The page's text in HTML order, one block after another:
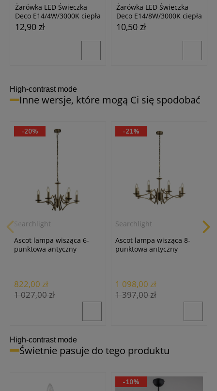
Żarówka LED Świeczka
Deco E14/4W/3000K ciepła
biała
12,90 zł
Żarówka LED Świeczka
Deco E14/8W/3000K ciepła
biała
10,50 zł
Żarówka LED Świeczka
E14/4W/3000K ciepła biała
Żarówka LED Świeczka
E14/6W/3000K ciepła biała
Żarówka LED Świeczka
E14/8W/3000K ciepła biała
24h
High-contrast mode
Inne wersje, które mogą Ci się spodobać
Searchlight
Ascot lampa wisząca 6-
punktowa antyczny
822,00 zł
1 027,00 zł
-20%
Searchlight
Ascot lampa wisząca 8-
punktowa antyczny
1 098,00 zł
1 397,00 zł
-21%
High-contrast mode
Świetnie pasuje do tego produktu
-10%